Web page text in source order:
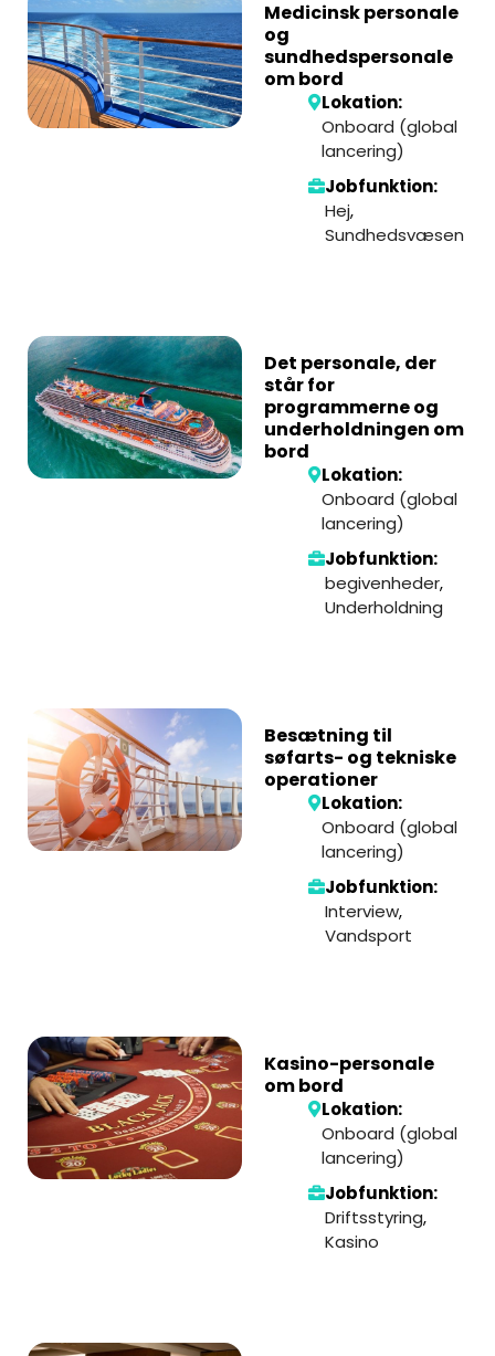
Medicinsk personale
og
sundhedspersonale
om bord
Lokation:
Onboard (global
lancering)
Jobfunktion:
Hej,
Sundhedsvæsen
Det personale, der
står for
programmerne og
underholdningen om
bord
Lokation:
Onboard (global
lancering)
Jobfunktion:
begivenheder,
Underholdning
Besætning til
søfarts- og tekniske
operationer
Lokation:
Onboard (global
lancering)
Jobfunktion:
Interview,
Vandsport
Kasino-personale
om bord
Lokation:
Onboard (global
lancering)
Jobfunktion:
Driftsstyring,
Kasino